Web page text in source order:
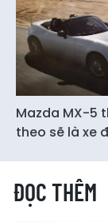
Mazda MX-5
theo sẽ là xe
ĐỌC THÊM